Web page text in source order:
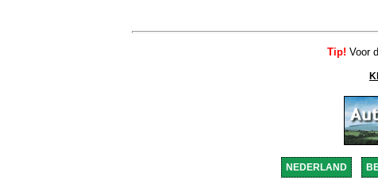
Tip! Voor
NEDERLAND